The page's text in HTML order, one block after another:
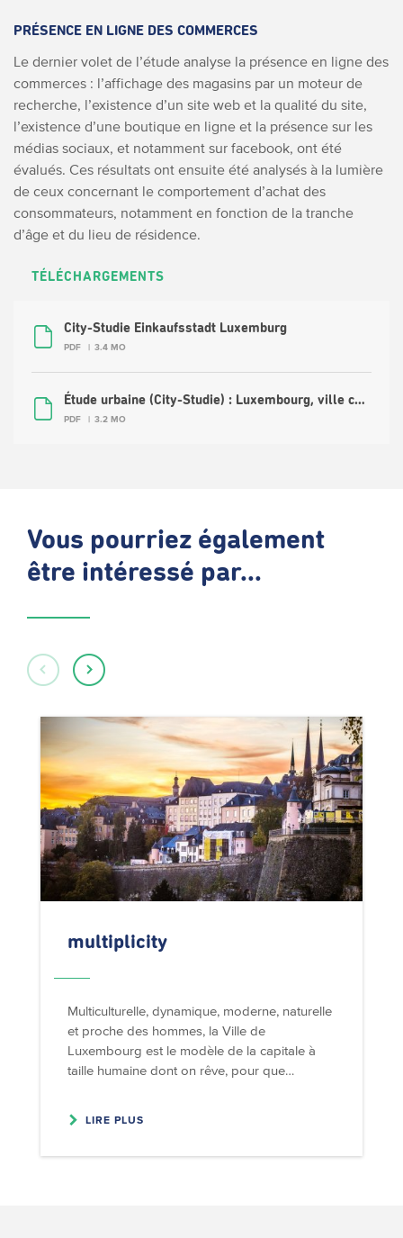
PRÉSENCE EN LIGNE DES COMMERCES
Le dernier volet de l’étude analyse la présence en ligne des
commerces : l’affichage des magasins par un moteur de
recherche, l’existence d’un site web et la qualité du site,
l’existence d’une boutique en ligne et la présence sur les
médias sociaux, et notamment sur facebook, ont été
évalués. Ces résultats ont ensuite été analysés à la lumière
de ceux concernant le comportement d’achat des
consommateurs, notamment en fonction de la tranche
d’âge et du lieu de résidence.
TÉLÉCHARGEMENTS
City-Studie Einkaufsstadt Luxemburg
PDF 3.4 MO
Étude urbaine (City-Studie) : Luxembourg, ville commerçante
PDF 3.2 MO
Vous pourriez également
être intéressé par...
multiplicity
Multiculturelle, dynamique, moderne, naturelle
et proche des hommes, la Ville de
Luxembourg est le modèle de la capitale à
taille humaine dont on rêve, pour que…
LIRE PLUS